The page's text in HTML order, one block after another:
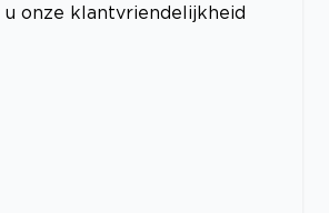
onze klantvriendelijkheid